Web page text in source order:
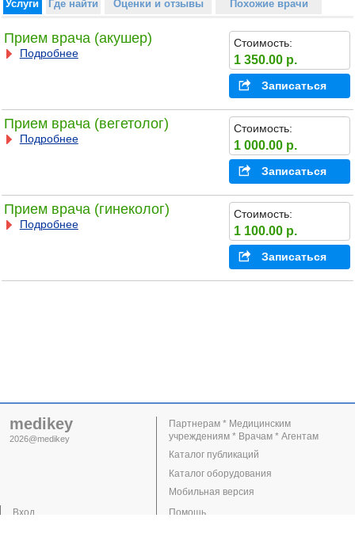
Услуги Где найти Оценки и отзывы Похожие врачи
Прием врача (акушер)
Подробнее
Стоимость:
1 350.00 р.
Записаться
Прием врача (вегетолог)
Подробнее
Стоимость:
1 000.00 р.
Записаться
Прием врача (гинеколог)
Подробнее
Стоимость:
1 100.00 р.
Записаться
medikey
2026@medikey
Вход
Партнерам * Медицинским
учреждениям * Врачам * Агентам
Каталог публикаций
Каталог оборудования
Мобильная версия
Помощь